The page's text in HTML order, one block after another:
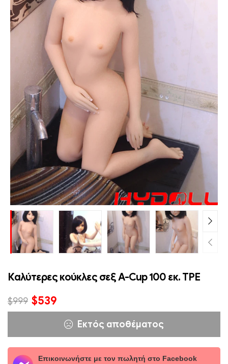
Καλύτερες κούκλες σεξ A-Cup 100 εκ. TPE
$999 $539
Εκτός αποθέματος
Επικοινωνήστε με τον πωλητή στο Facebook